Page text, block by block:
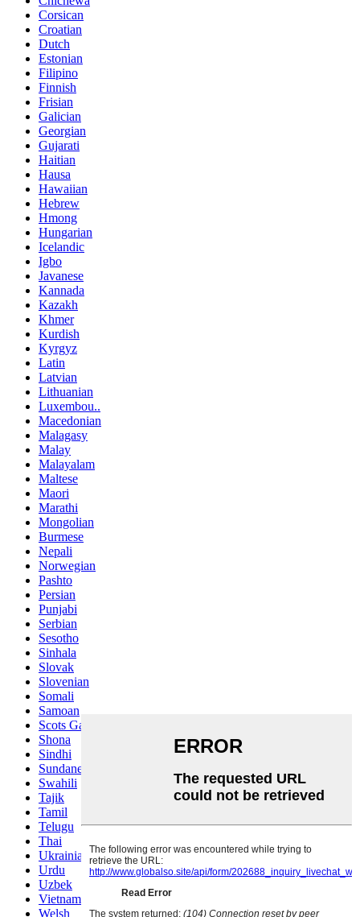
Corsican
Croatian
Dutch
Estonian
Filipino
Finnish
Frisian
Galician
Georgian
Gujarati
Haitian
Hausa
Hawaiian
Hebrew
Hmong
Hungarian
Icelandic
Igbo
Javanese
Kannada
Kazakh
Khmer
Kurdish
Kyrgyz
Latin
Latvian
Lithuanian
Luxembou..
Macedonian
Malagasy
Malay
Malayalam
Maltese
Maori
Marathi
Mongolian
Burmese
Nepali
Norwegian
Pashto
Persian
Punjabi
Serbian
Sesotho
Sinhala
Slovak
Slovenian
Somali
Samoan
Scots Gaelic
Shona
Sindhi
Sundanese
Swahili
Tajik
Tamil
Telugu
Thai
Ukrainian
Urdu
Uzbek
Vietnamese
Welsh